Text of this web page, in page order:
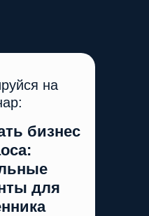
на
бизнес
для